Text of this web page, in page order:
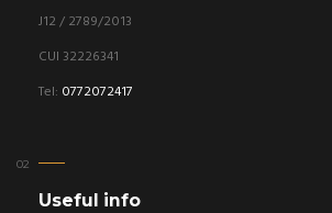
J12 / 2789/2013
CUI 32226341
Tel: 0772072417
Useful info